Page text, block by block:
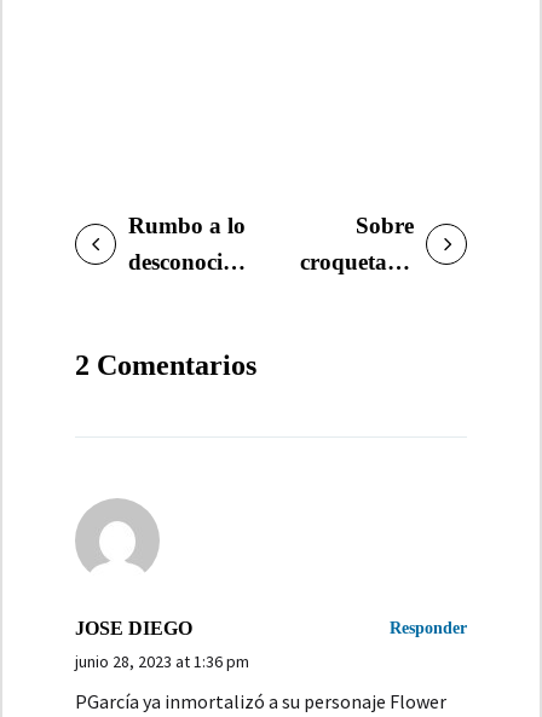
NAVEGACIÓN
DE
Rumbo a lo
desconocido:
road-trip
viaje
Sobre
croquetas y
2 Comentarios
JOSE DIEGO Responder
junio 28, 2023 at 1:36 pm
PGarcía ya inmortalizó a su personaje Flower